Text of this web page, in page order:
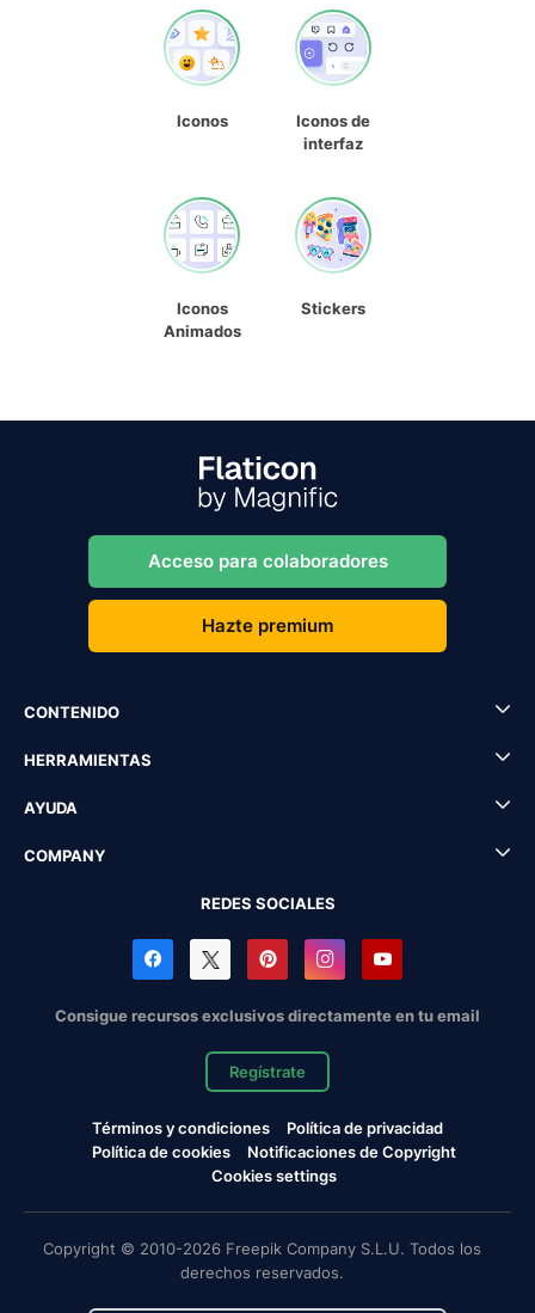
Iconos
Iconos de
interfaz
Iconos
Animados
Stickers
Acceso para colaboradores
Hazte premium
CONTENIDO
HERRAMIENTAS
AYUDA
COMPANY
REDES SOCIALES
Consigue recursos exclusivos directamente en tu email
Regístrate
Términos y condiciones
Política de privacidad
Política de cookies
Notificaciones de Copyright
Cookies settings
Copyright © 2010-2026 Freepik Company S.L.U. Todos los
derechos reservados.